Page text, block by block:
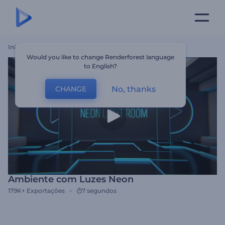
Início
Ambiente com Luzes Neon
179K+ Exportações 7 segundos
Would you like to change Renderforest language
to English?
CHANGE No, thanks